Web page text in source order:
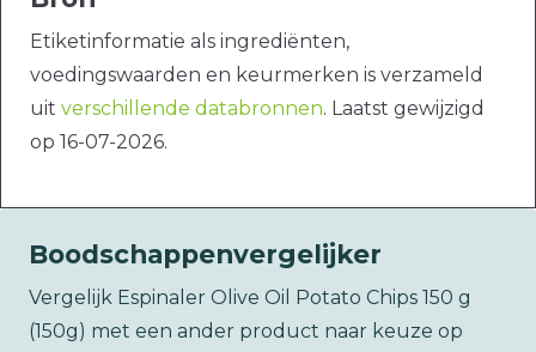
Etiketinformatie als ingrediënten,
voedingswaarden en keurmerken is verzameld
uit verschillende databronnen. Laatst gewijzigd
op 16-07-2026.
Boodschappenvergelijker
Vergelijk Espinaler Olive Oil Potato Chips 150 g
(150g) met een ander product naar keuze op